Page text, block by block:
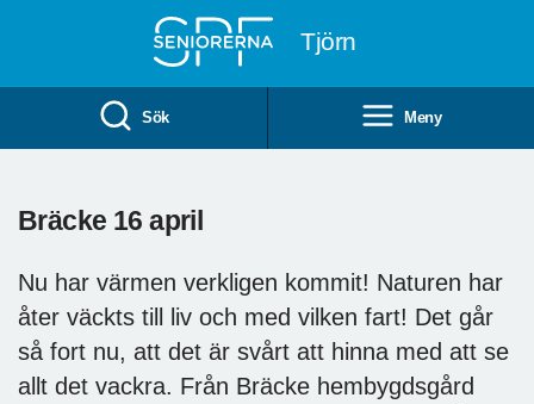
Tjörn
Sök Meny
Bräcke 16 april
Nu har värmen verkligen kommit! Naturen har
åter väckts till liv och med vilken fart! Det går
så fort nu, att det är svårt att hinna med att se
allt det vackra. Från Bräcke hembygdsgård